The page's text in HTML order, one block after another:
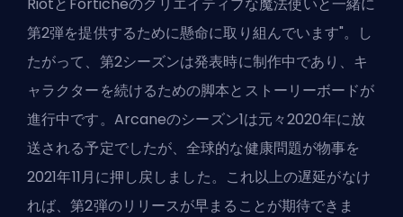
第2弾を提供するために懸命に取り組んでいます"。し
たがって、第2シーズンは発表時に制作中であり、キ
ャラクターを続けるための脚本とストーリーボードが
進行中です。Arcaneのシーズン1は元々2020年に放
送される予定でしたが、全球的な健康問題が物事を
2021年11月に押し戻しました。これ以上の遅延がなけ
れば、第2弾のリリースが早まることが期待できま